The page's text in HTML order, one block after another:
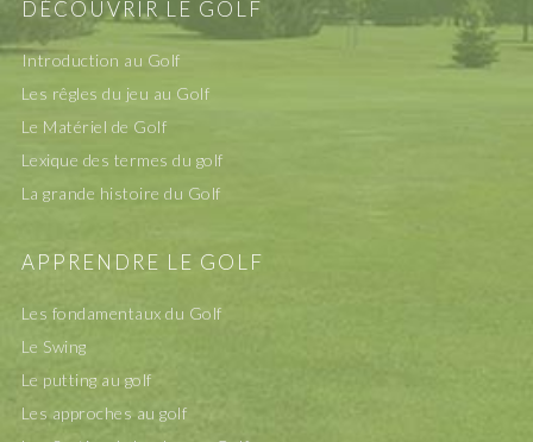
DÉCOUVRIR LE GOLF
Introduction au Golf
Les rêgles du jeu au Golf
Le Matériel de Golf
Lexique des termes du golf
La grande histoire du Golf
APPRENDRE LE GOLF
Les fondamentaux du Golf
Le Swing
Le putting au golf
Les approches au golf